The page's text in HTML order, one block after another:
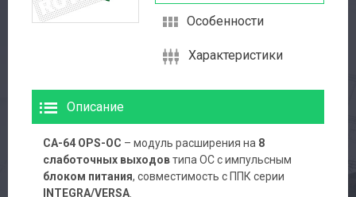
Особенности
Характеристики
Описание
CA-64 OPS-OC – модуль расширения на 8
слаботочных выходовтипа OC с импульсным
блоком питания, совместимость с ППК серии
INTEGRA/VERSA